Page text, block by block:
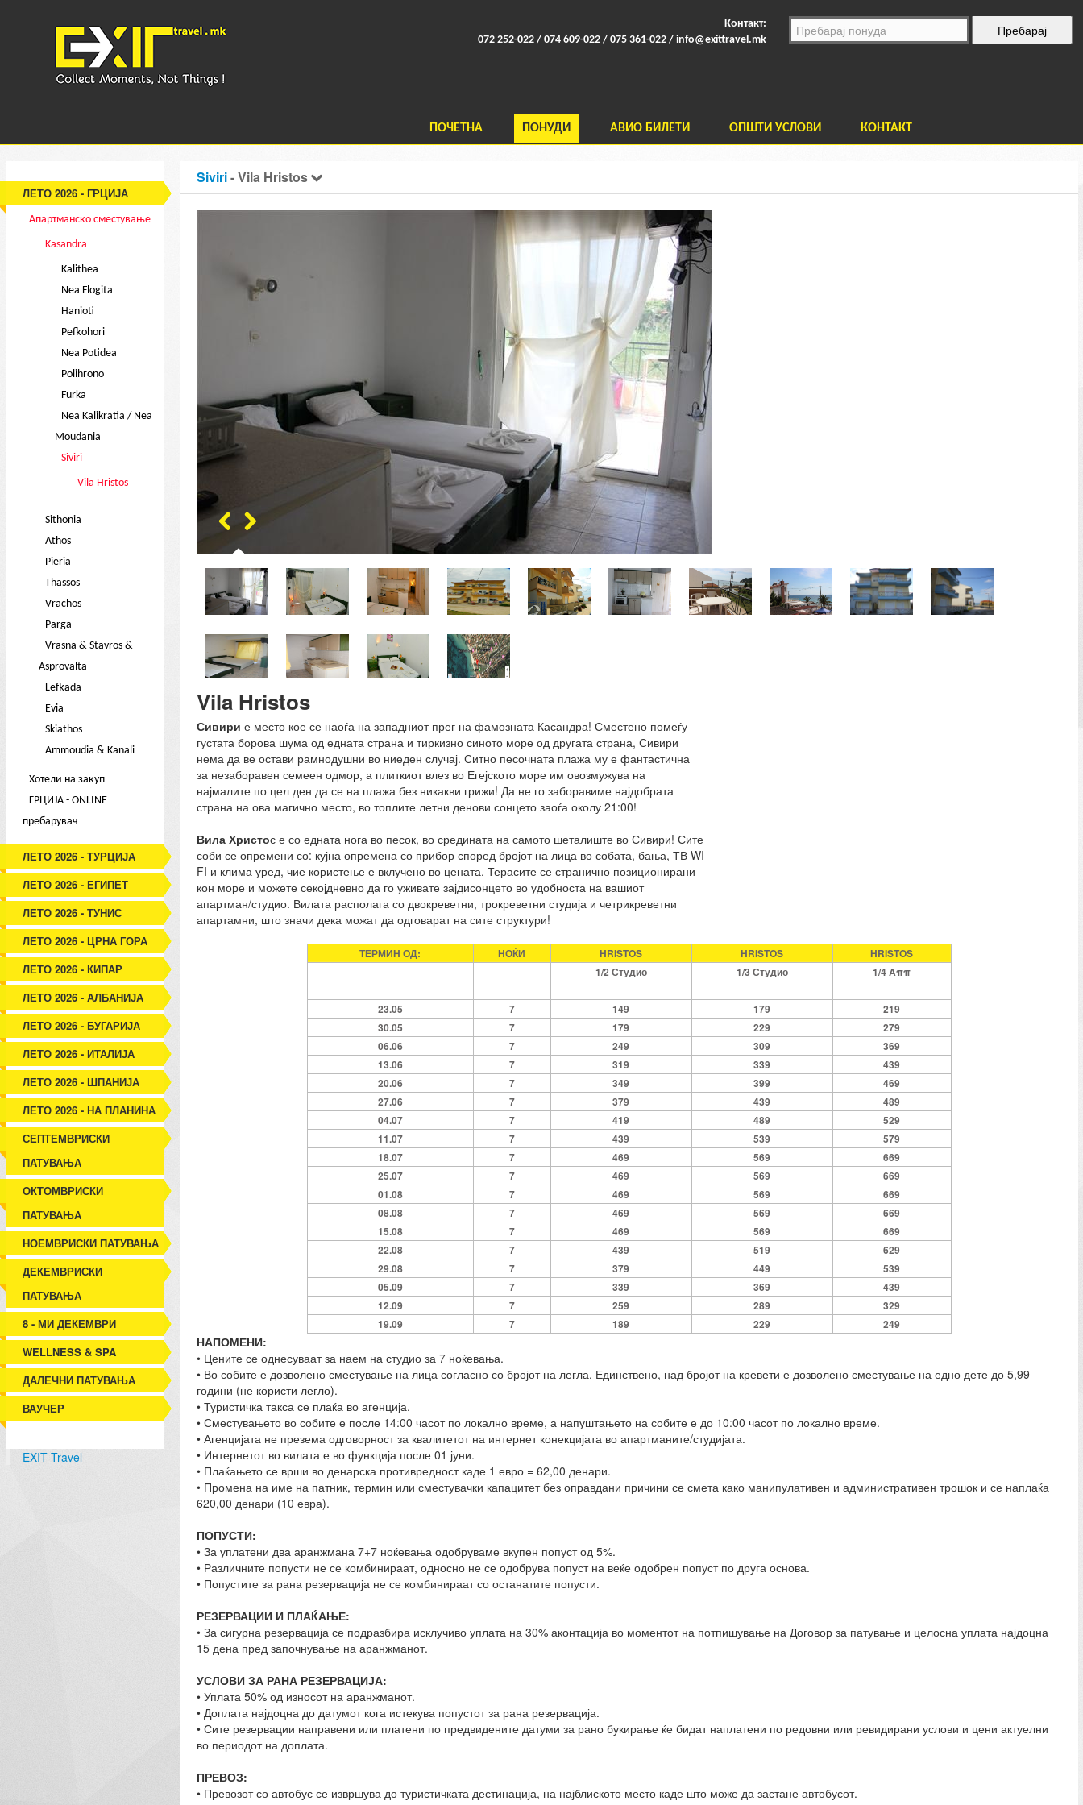
Контакт:
072 252-022 / 074 609-022 / 075 361-022 / info@exittravel.mk
ПОЧЕТНА ПОНУДИ АВИО БИЛЕТИ ОПШТИ УСЛОВИ КОНТАКТ
ЛЕТО 2026 - ГРЦИЈА
Апартманско сместување
Kasandra
Kalithea
Nea Flogita
Hanioti
Pefkohori
Nea Potidea
Polihrono
Furka
Nea Kalikratia / Nea
Moudania
Siviri
Vila Hristos
Sithonia
Athos
Pieria
Thassos
Vrachos
Parga
Vrasna & Stavros &
Asprovalta
Lefkada
Evia
Skiathos
Ammoudia & Kanali
Хотели на закуп
ГРЦИЈА - ONLINE
пребарувач
ЛЕТО 2026 - ТУРЦИЈА
ЛЕТО 2026 - ЕГИПЕТ
ЛЕТО 2026 - ТУНИС
ЛЕТО 2026 - ЦРНА ГОРА
ЛЕТО 2026 - КИПАР
ЛЕТО 2026 - АЛБАНИЈА
ЛЕТО 2026 - БУГАРИЈА
ЛЕТО 2026 - ИТАЛИЈА
ЛЕТО 2026 - ШПАНИЈА
ЛЕТО 2026 - НА ПЛАНИНА
СЕПТЕМВРИСКИ
ПАТУВАЊА
ОКТОМВРИСКИ
ПАТУВАЊА
НОЕМВРИСКИ ПАТУВАЊА
ДЕКЕМВРИСКИ
ПАТУВАЊА
8 - МИ ДЕКЕМВРИ
WELLNESS & SPA
ДАЛЕЧНИ ПАТУВАЊА
ВАУЧЕР
EXIT Travel
Siviri- Vila Hristos
Vila Hristos
Сивири е место кое се наоѓа на западниот прег на фамозната Касандра! Сместено помеѓу
густата борова шума од едната страна и тиркизно синото море од другата страна, Сивири
нема да ве остави рамнодушни во ниеден случај. Ситно песочната плажа му е фантастична
за незаборавен семеен одмор, а плиткиот влез во Егејското море им овозмужува на
најмалите по цел ден да се на плажа без никакви грижи! Да не го заборавиме најдобрата
страна на ова магично место, во топлите летни денови сонцето заоѓа околу 21:00!
Вила Христос е со едната нога во песок, во средината на самото шеталиште во Сивири! Сите
соби се опремени со: кујна опремена со прибор според бројот на лица во собата, бања, ТВ WI-
FI и клима уред, чие користење е вклучено во цената. Терасите се странично позиционирани
кон море и можете секојдневно да го уживате зајдисонцето во удобноста на вашиот
апартман/студио. Вилата располага со двокреветни, трокреветни студија и четрикреветни
апартамни, што значи дека можат да одговарат на сите структури!
ТЕРМИН ОД: НОЌИ HRISTOS HRISTOS
HRISTOS
1/2 Студио
1/3 Студио 1/4 Αππ
23.05 7 149 179
219
30.05
7 179 229
279
06.06
7 249 309
369
13.06
7 319 339
439
20.06
7 349 399
469
27.06
7 379 439
489
04.07
7 419 489
529
11.07
7 439 539
579
18.07
7 469 569
669
25.07
7 469 569
669
01.08
7 469 569
669
08.08
7 469 569
669
15.08
7 469 569
669
22.08
7 439 519
629
29.08
7 379 449
539
05.09
7 339 369
439
12.09
7 259 289
329
19.09
7 189 229 249
НАПОМЕНИ:
• Цените се однесуваат за наем на студио за 7 ноќевања.
• Во собите е дозволено сместување на лица согласно со бројот на легла. Единствено, над бројот на кревети е дозволено сместување на едно дете до 5,99
години (не користи легло).
• Туристичка такса се плаќа во агенција.
• Сместувањето во собите е после 14:00 часот по локално време, а напуштањето на собите е до 10:00 часот по локално време.
• Агенцијата не презема одговорност за квалитетот на интернет конекцијата во апартманите/студијата.
• Интернетот во вилата е во функција после 01 јуни.
• Плаќањето се врши во денарска противредност каде 1 евро = 62,00 денари.
• Промена на име на патник, термин или сместувачки капацитет без оправдани причини се смета како манипулативен и административен трошок и се наплаќа
620,00 денари (10 евра).
ПОПУСТИ:
• За уплатени два аранжмана 7+7 ноќевања одобруваме вкупен попуст од 5%.
• Различните попусти не се комбинираат, односно не се одобрува попуст на веќе одобрен попуст по друга основа.
• Попустите за рана резервација не се комбинираат со останатите попусти.
РЕЗЕРВАЦИИ И ПЛАЌАЊЕ:
• За сигурна резервација се подразбира исклучиво уплата на 30% аконтација во моментот на потпишување на Договор за патување и целосна уплата најдоцна
15 дена пред започнување на аранжманот.
УСЛОВИ ЗА РАНА РЕЗЕРВАЦИЈА:
• Уплата 50% од износот на аранжманот.
• Доплата најдоцна до датумот кога истекува попустот за рана резервација.
• Сите резервации направени или платени по предвидените датуми за рано букирање ќе бидат наплатени по редовни или ревидирани услови и цени актуелни
во периодот на доплата.
ПРЕВОЗ:
• Превозот со автобус се извршува до туристичката дестинација, на најблиското место каде што може да застане автобусот.